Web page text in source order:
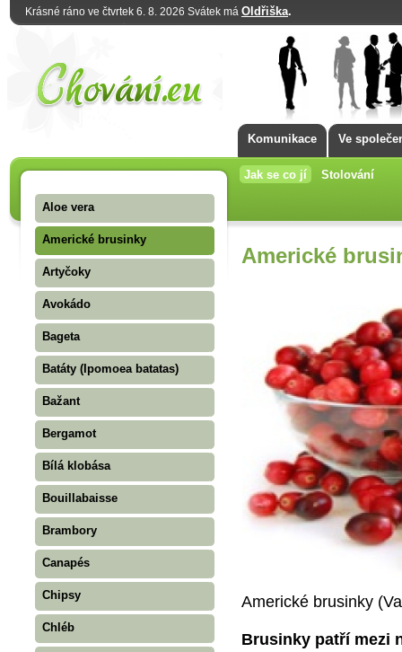
Krásné ráno ve čtvrtek 6. 8. 2026 Svátek má Oldřiška.
Komunikace Ve
Jak se co jí Stolování
Aloe vera
Americké brusinky
Artyčoky
Avokádo
Bageta
Batáty (Ipomoea batatas)
Bažant
Bergamot
Bílá klobása
Bouillabaisse
Brambory
Canapés
Chipsy
Chléb
Americké
Americké brusinky
Brusinky patří mezi